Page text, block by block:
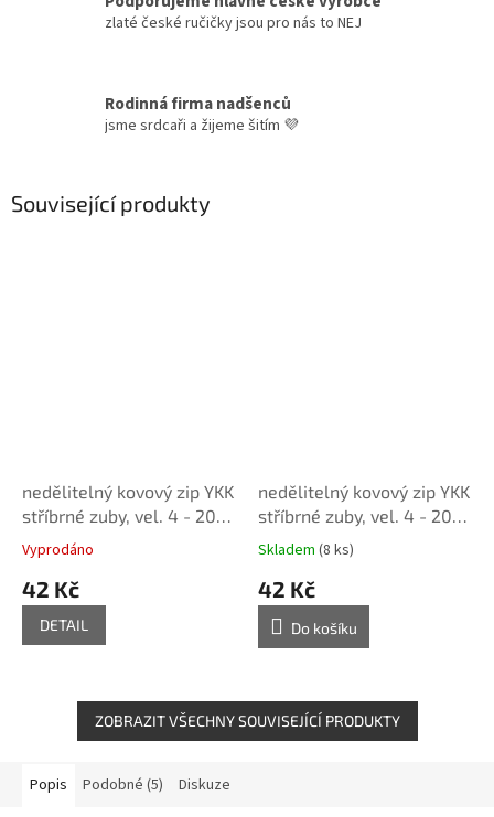
zlaté české ručičky jsou pro nás to NEJ
Rodinná firma nadšenců
jsme srdcaři a žijeme šitím 💜
Související produkty
nedělitelný kovový zip YKK
stříbrné zuby, vel. 4 - 20
cm, tmavě šedý
Vyprodáno
42 Kč
DETAIL
nedělitelný kovový zip YKK
stříbrné zuby, vel. 4 - 20
cm, šedý
Skladem (8 ks)
42 Kč
Do košíku
ZOBRAZIT VŠECHNY SOUVISEJÍCÍ PRODUKTY
Popis Podobné (5) Diskuze